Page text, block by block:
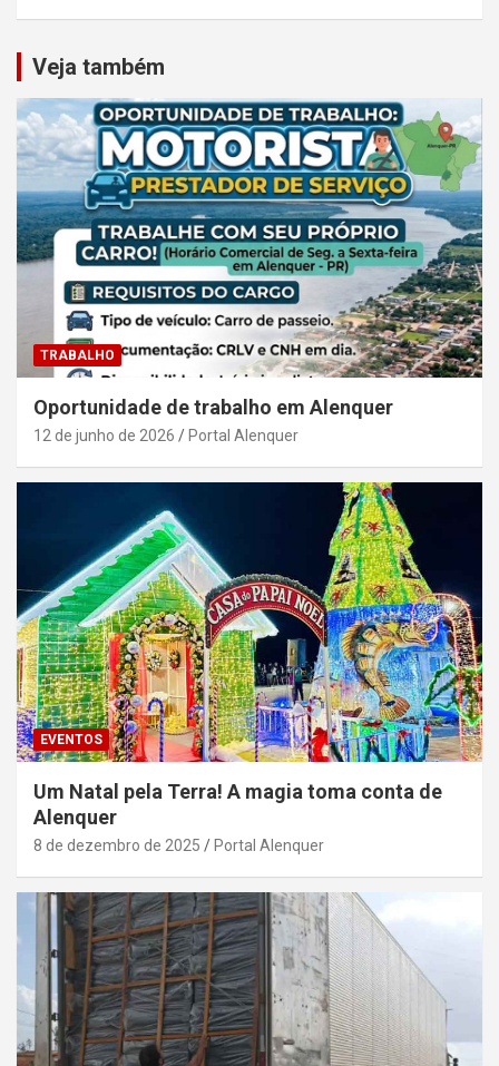
Veja também
TRABALHO
Oportunidade de trabalho em Alenquer
12 de junho de 2026 Portal Alenquer
EVENTOS
Um Natal pela Terra! A magia toma conta de
Alenquer
8 de dezembro de 2025 Portal Alenquer